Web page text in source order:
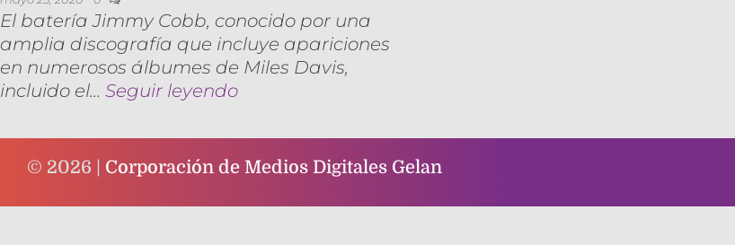
El batería Jimmy Cobb, conocido por una
amplia discografía que incluye apariciones
en numerosos álbumes de Miles Davis,
incluido el… Seguir leyendo
© 2026 | Corporación de Medios Digitales Gelan